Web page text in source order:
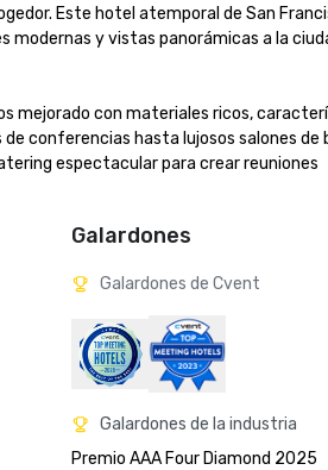
Este hotel atemporal de San
modernas y vistas panorámicas a la
mejorado con materiales ricos,
conferencias hasta lujosos salones de
espectacular para crear reuniones
Galardones
Galardones de Cvent
Galardones de la industria
Premio AAA Four Diamond 2025